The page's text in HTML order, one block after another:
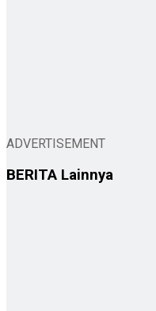
ADVERTISEMENT
BERITA Lainnya